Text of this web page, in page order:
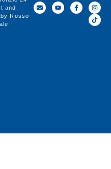
and
Rosso